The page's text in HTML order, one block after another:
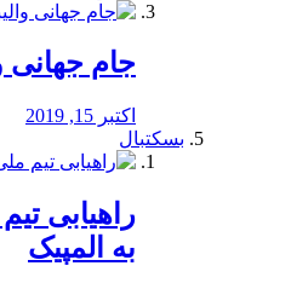
جام جهانی
اکتبر 15, 2019
بسکتبال
راهیابی
به المپیک